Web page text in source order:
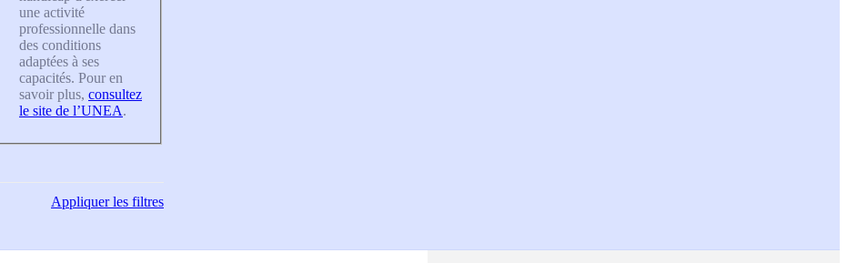
une activité
professionnelle dans
des conditions
adaptées à ses
capacités. Pour en
savoir plus, consultez
le site de l’UNEA.
Appliquerles filtres